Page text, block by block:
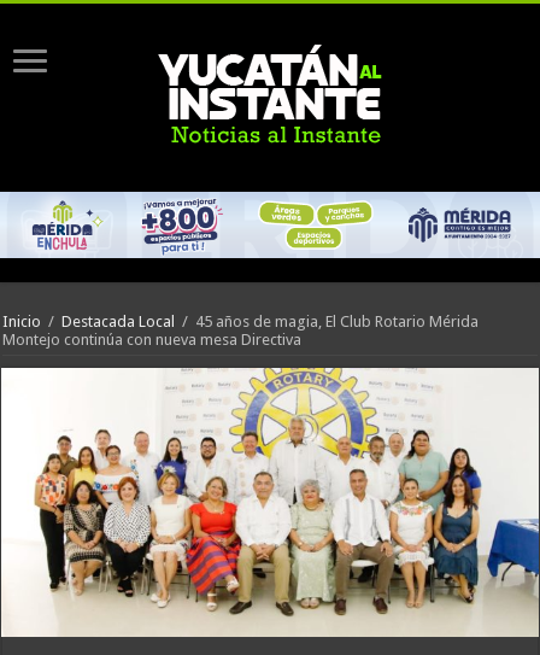
Inicio / Destacada Local / 45 años de magia, El Club Rotario Mérida
Montejo continúa con nueva mesa Directiva